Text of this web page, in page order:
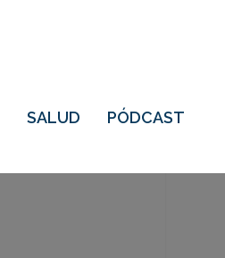
SALUD PÓDCAST